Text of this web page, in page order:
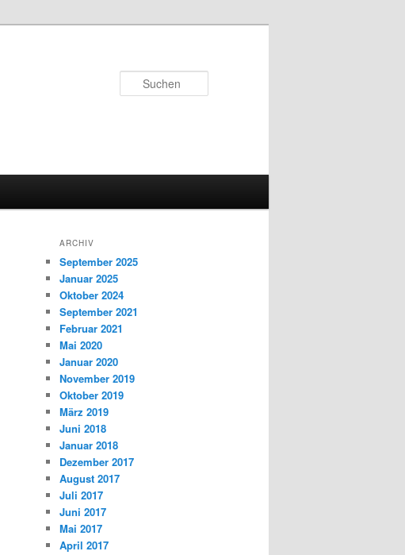
ARCHIV
September 2025
Januar 2025
Oktober 2024
September 2021
Februar 2021
Mai 2020
Januar 2020
November 2019
Oktober 2019
März 2019
Juni 2018
Januar 2018
Dezember 2017
August 2017
Juli 2017
Juni 2017
Mai 2017
April 2017